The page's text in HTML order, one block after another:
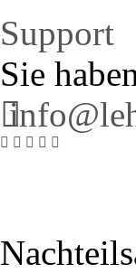
Support
Sie